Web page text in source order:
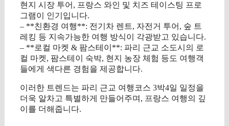
현지 시장 투어, 프랑스 와인 및 치즈 테이스팅 프로
그램이 인기입니다.
– **친환경 여행**: 전기차 렌트, 자전거 투어, 숲 트
레킹 등 지속가능한 여행 방식이 각광받고 있습니다.
– **로컬 마켓 & 팜스테이**: 파리 근교 소도시의 로
컬 마켓, 팜스테이 숙박, 현지 농장 체험 등도 여행객
들에게 색다른 경험을 제공합니다.
이러한 트렌드는 파리 근교 여행코스 3박4일 일정을
더욱 알차고 특별하게 만들어주며, 프랑스 여행의 깊
이를 더해줍니다.